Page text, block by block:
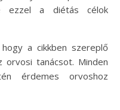
ezzel a diétás célok
a cikkben szereplő
orvosi tanácsot. Minden
érdemes orvoshoz